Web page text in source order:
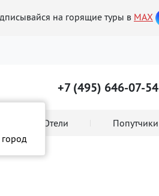
на горящие туры в MAX
+7 (495) 646-07-54
Отели Попутчики